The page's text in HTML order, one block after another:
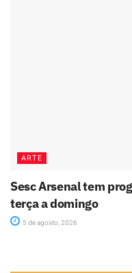
ARTE
Sesc Arsenal tem
terça a domingo
5 de agosto, 2026